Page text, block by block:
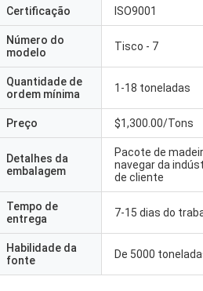
Certificação ISO9001
Número do
modelo
Tisco - 7
Quantidade de
ordem mínima
1-18 toneladas
Preço $1,300.00/Tons
Detalhes da
embalagem
Pacote de
navegar da
de cliente
Tempo de
entrega
7-15 dias do
Habilidade da
fonte
De 5000